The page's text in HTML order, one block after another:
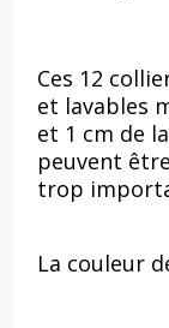
Ces 12
et lavables
et 1 cm de
peuvent
trop
La couleur